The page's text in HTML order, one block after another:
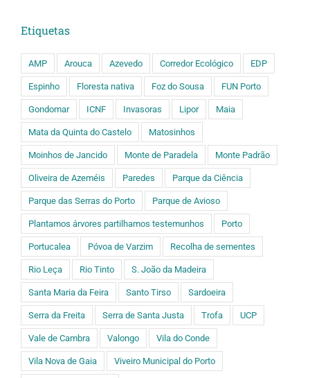
Etiquetas
AMP Arouca Azevedo Corredor Ecológico EDP
Espinho Floresta nativa Foz do Sousa FUN Porto
Gondomar ICNF Invasoras Lipor Maia
Mata da Quinta do Castelo Matosinhos
Moinhos de Jancido Monte de Paradela Monte Padrão
Oliveira de Azeméis Paredes Parque da Ciência
Parque das Serras do Porto Parque de Avioso
Plantamos árvores partilhamos testemunhos Porto
Portucalea Póvoa de Varzim Recolha de sementes
Rio Leça Rio Tinto S. João da Madeira
Santa Maria da Feira Santo Tirso Sardoeira
Serra da Freita Serra de Santa Justa Trofa UCP
Vale de Cambra Valongo Vila do Conde
Vila Nova de Gaia Viveiro Municipal do Porto